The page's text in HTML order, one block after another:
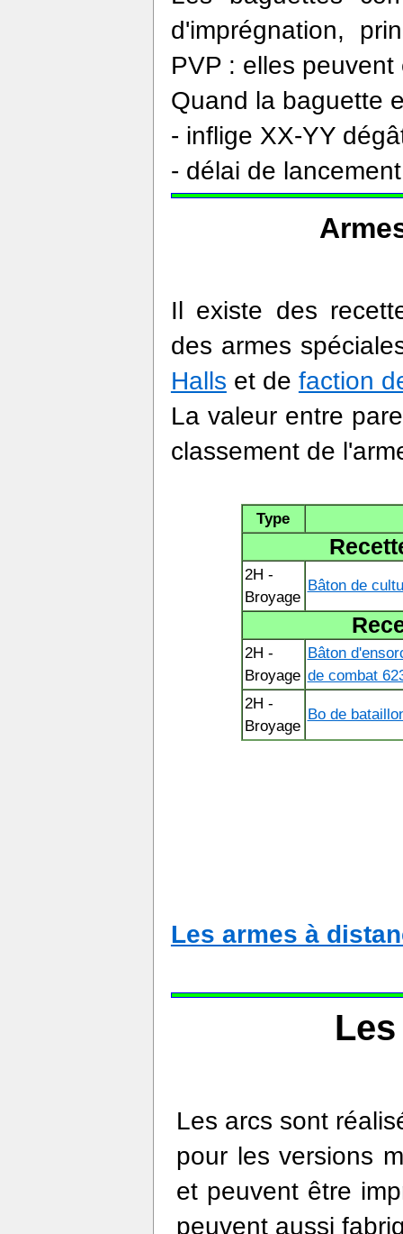
d'imprégnation,
PVP : elles
Quand la baguette
- inflige XX-YY
- délai de
Il existe des
des armes
Halls et de faction
La valeur entre
classement de
Type
2H -
Broyage
Bâton de
2H -
Broyage
Bâton
de combat
2H -
Broyage
Bo de
Les armes à
Les arcs sont
pour les versions
et peuvent être
peuvent aussi